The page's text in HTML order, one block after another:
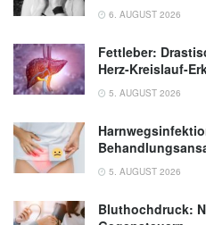
6. AUGUST 2026
Fettleber:
Herz-Kreislauf-
5. AUGUST 2026
5. AUGUST 2026
Bluthochdruck: